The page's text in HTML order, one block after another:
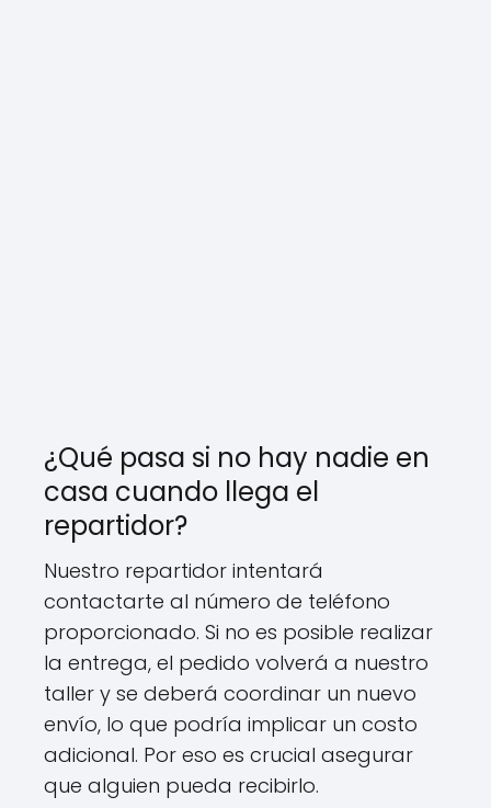
¿Qué pasa si no hay nadie en
casa cuando llega el
repartidor?
Nuestro repartidor intentará
contactarte al número de teléfono
proporcionado. Si no es posible realizar
la entrega, el pedido volverá a nuestro
taller y se deberá coordinar un nuevo
envío, lo que podría implicar un costo
adicional. Por eso es crucial asegurar
que alguien pueda recibirlo.